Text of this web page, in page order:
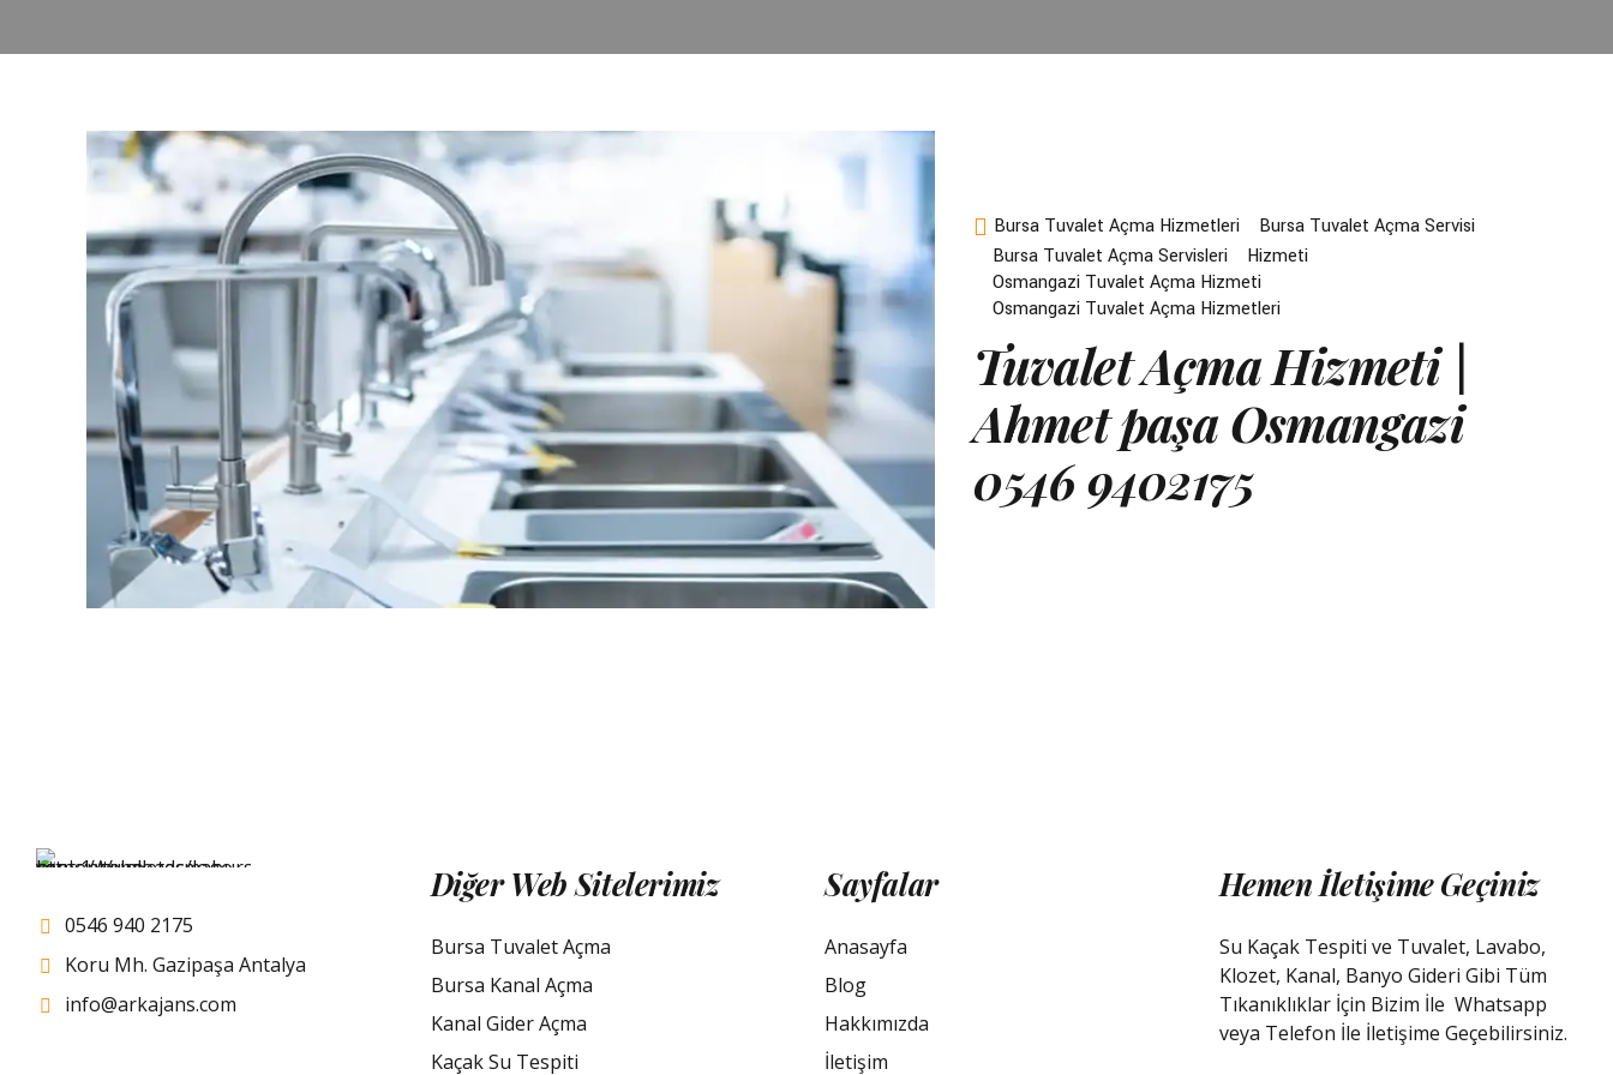
Bursa Tuvalet Açma Hizmetleri
Bursa Tuvalet Açma Servisi
Bursa Tuvalet Açma Servisleri
Hizmeti
Osmangazi Tuvalet Açma Hizmeti
Osmangazi Tuvalet Açma Hizmetleri
Tuvalet Açma Hizmeti |
Ahmet paşa Osmangazi
0546 9402175
0546 940 2175
Koru Mh. Gazipaşa Antalya
info@arkajans.com
Diğer Web Sitelerimiz
Bursa Tuvalet Açma
Bursa Kanal Açma
Kanal Gider Açma
Kaçak Su Tespiti
Sayfalar
Anasayfa
Blog
Hakkımızda
İletişim
Hemen İletişime Geçiniz
Su Kaçak Tespiti ve Tuvalet, Lavabo,
Klozet, Kanal, Banyo Gideri Gibi Tüm
Tıkanıklıklar İçin Bizim İle Whatsapp
veya Telefon İle İletişime Geçebilirsiniz.